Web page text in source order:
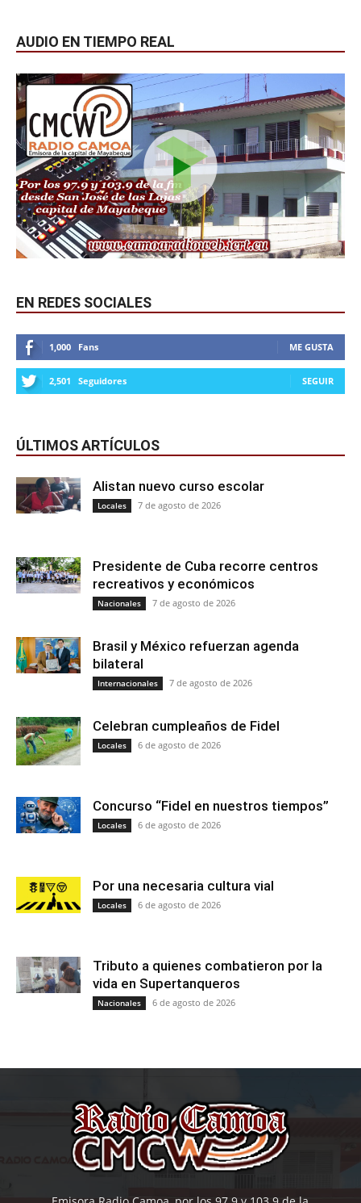
AUDIO EN TIEMPO REAL
EN REDES SOCIALES
1,000 Fans ME GUSTA
2,501 Seguidores SEGUIR
ÚLTIMOS ARTÍCULOS
Alistan nuevo curso escolar
Locales 7 de agosto de 2026
Presidente de Cuba recorre centros
recreativos y económicos
Nacionales 7 de agosto de 2026
Brasil y México refuerzan agenda
bilateral
Internacionales 7 de agosto de 2026
Celebran cumpleaños de Fidel
Locales 6 de agosto de 2026
Concurso “Fidel en nuestros tiempos”
Locales 6 de agosto de 2026
Por una necesaria cultura vial
Locales 6 de agosto de 2026
Tributo a quienes combatieron por la
vida en Supertanqueros
Nacionales 6 de agosto de 2026